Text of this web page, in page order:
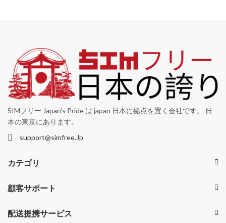
SIMフリー Japan's Pride は japan 日本に拠点を置く会社です。 日
本の東京にあります。
support@simfree.Jp
カテゴリ
顧客サポート
配送提携サービス